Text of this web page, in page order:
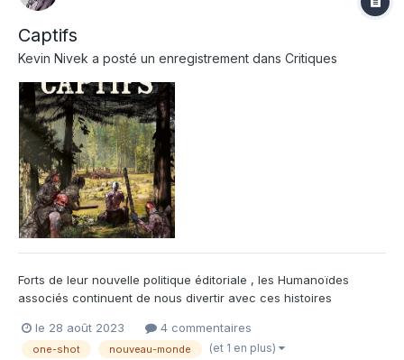
Captifs
Kevin Nivek a posté un enregistrement dans Critiques
Forts de leur nouvelle politique éditoriale , les Humanoïdes
associés continuent de nous divertir avec ces histoires
sorties orientées science-fiction , ils font cette fois la part belle
au nouveau-monde en 1754 ! Ce (talentueux) duo d'a...
le 28 août 2023 4 commentaires
one-shot nouveau-monde (et 1 en plus)